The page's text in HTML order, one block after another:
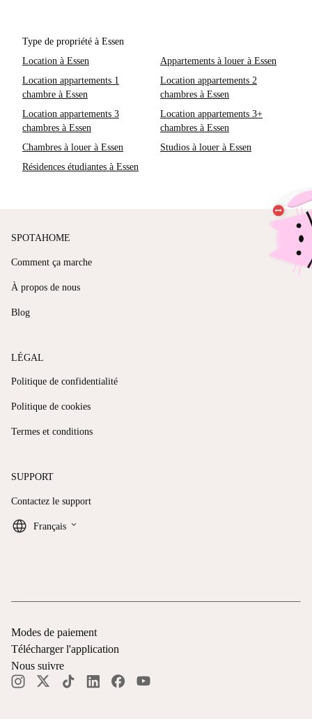
Type de propriété à Essen
Location à Essen
Appartements à louer à Essen
Location appartements 1
chambre à Essen
Location appartements 2
chambres à Essen
Location appartements 3
chambres à Essen
Location appartements 3+
chambres à Essen
Chambres à louer à Essen
Studios à louer à Essen
Résidences étudiantes à Essen
SPOTAHOME
Comment ça marche
À propos de nous
Blog
LÉGAL
Politique de confidentialité
Politique de cookies
Termes et conditions
SUPPORT
Contactez le support
Français keyboard_arrow_down
Modes de paiement
Télécharger l'application
Nous suivre